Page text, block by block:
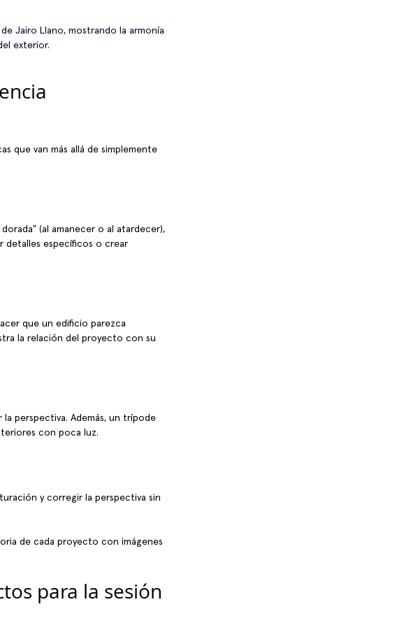
Jairo Llano, mostrando la armonía
exterior.
que van más allá de simplemente
(al amanecer o al atardecer),
detalles específicos o crear
que un edificio parezca
la relación del proyecto con su
perspectiva. Además, un trípode
con poca luz.
y corregir la perspectiva sin
de cada proyecto con imágenes
para la sesión